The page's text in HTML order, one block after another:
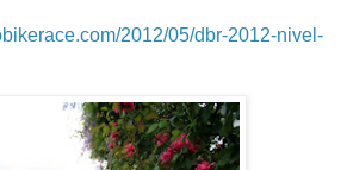
2012/05/dbr-2012-nivel-